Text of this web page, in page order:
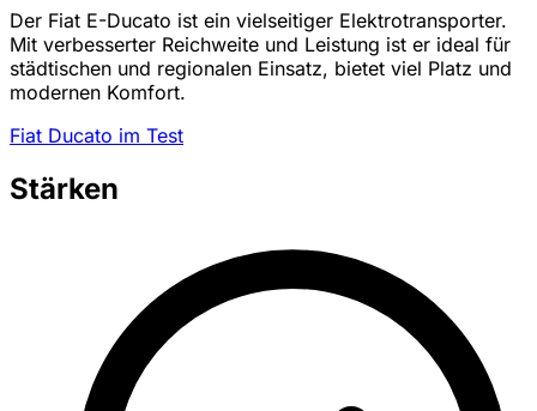
Der Fiat E-Ducato ist ein vielseitiger Elektrotransporter.
Mit verbesserter Reichweite und Leistung ist er ideal für
städtischen und regionalen Einsatz, bietet viel Platz und
modernen Komfort.
Fiat Ducato im Test
Stärken